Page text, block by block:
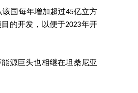
国每年增加超过45亿立方
的开发，以便于2023年开
源巨头也相继在坦桑尼亚